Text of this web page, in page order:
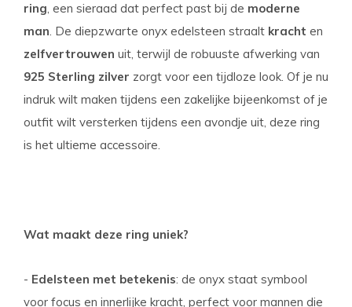
ring, een sieraad dat perfect past bij de moderne
man. De diepzwarte onyx edelsteen straalt kracht en
zelfvertrouwen uit, terwijl de robuuste afwerking van
925 Sterling zilver zorgt voor een tijdloze look. Of je nu
indruk wilt maken tijdens een zakelijke bijeenkomst of je
outfit wilt versterken tijdens een avondje uit, deze ring
is het ultieme accessoire.
Wat maakt deze ring uniek?
- Edelsteen met betekenis: de onyx staat symbool
voor focus en innerlijke kracht, perfect voor mannen die